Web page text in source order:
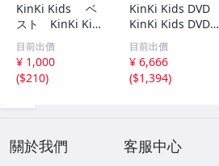
KinKi Kids ベ
スト KinKi Kids
10th Anniversar
y Best 39 very m
uch 初回限定盤 3
CD+DVD+ブック
目前出價
¥ 1,000
($210)
KinKi Kids DVD
KinKi Kids DVD 4
点セット Φ.39.Ki
nKiKiss2等
目前出價
¥ 6,666
($1,394)
關於我們 客服中心